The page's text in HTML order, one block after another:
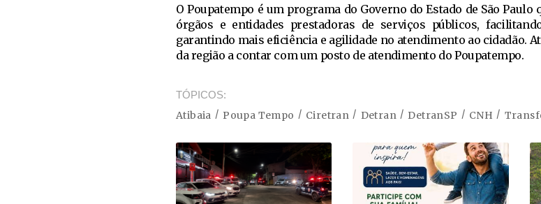
O Poupatempo é um programa do Governo do Estado de São
órgãos e entidades prestadoras de serviços públicos,
garantindo mais eficiência e agilidade no atendimento ao cidadão.
da região a contar com um posto de atendimento do Poupatempo.
TÓPICOS
Atibaia Poupa Tempo Ciretran Detran DetranSP CNH